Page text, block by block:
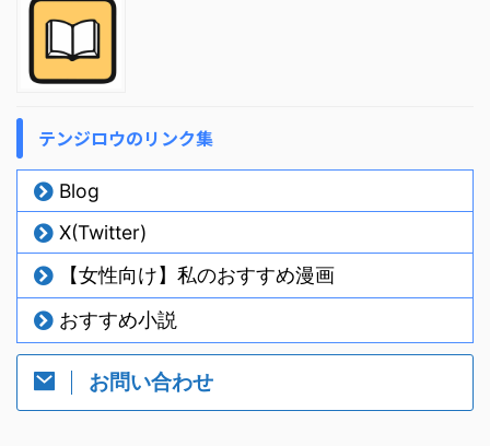
テンジロウのリンク集
Blog
X(Twitter)
【女性向け】私のおすすめ漫画
おすすめ小説
お問い合わせ